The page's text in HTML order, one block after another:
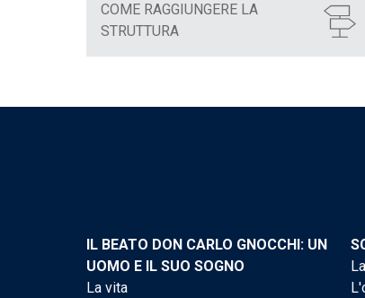
COME RAGGIUNGERE LA
STRUTTURA
IL BEATO DON CARLO GNOCCHI: UN
UOMO E IL SUO SOGNO
La vita